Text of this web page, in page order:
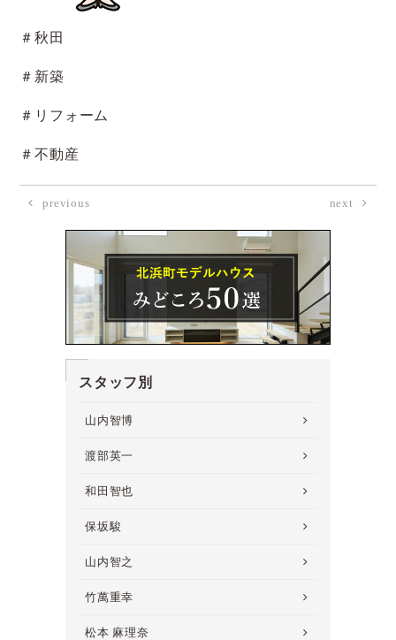
＃秋田
＃新築
＃リフォーム
＃不動産
previous next
スタッフ別
山内智博
渡部英一
和田智也
保坂駿
山内智之
竹萬重幸
松本 麻理奈